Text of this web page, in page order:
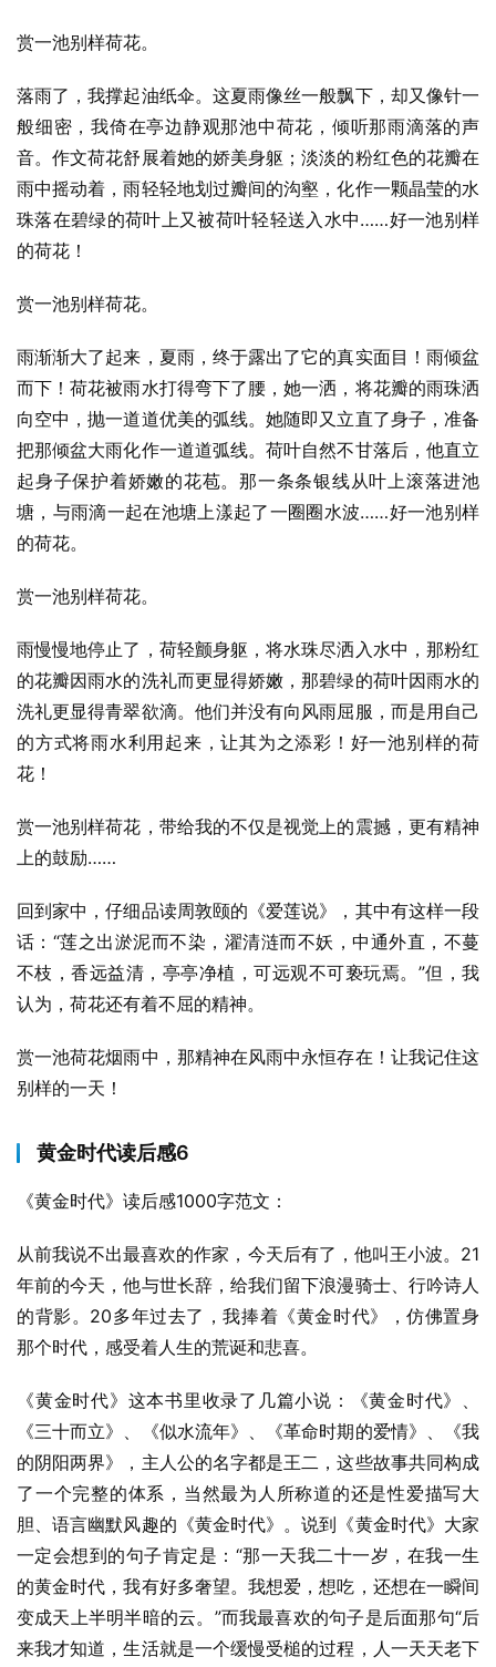
赏一池别样荷花。
落雨了，我撑起油纸伞。这夏雨像丝一般飘下，却又像针一
般细密，我倚在亭边静观那池中荷花，倾听那雨滴落的声
音。作文荷花舒展着她的娇美身躯；淡淡的粉红色的花瓣在
雨中摇动着，雨轻轻地划过瓣间的沟壑，化作一颗晶莹的水
珠落在碧绿的荷叶上又被荷叶轻轻送入水中……好一池别样
的荷花！
赏一池别样荷花。
雨渐渐大了起来，夏雨，终于露出了它的真实面目！雨倾盆
而下！荷花被雨水打得弯下了腰，她一洒，将花瓣的雨珠洒
向空中，抛一道道优美的弧线。她随即又立直了身子，准备
把那倾盆大雨化作一道道弧线。荷叶自然不甘落后，他直立
起身子保护着娇嫩的花苞。那一条条银线从叶上滚落进池
塘，与雨滴一起在池塘上漾起了一圈圈水波……好一池别样
的荷花。
赏一池别样荷花。
雨慢慢地停止了，荷轻颤身躯，将水珠尽洒入水中，那粉红
的花瓣因雨水的洗礼而更显得娇嫩，那碧绿的荷叶因雨水的
洗礼更显得青翠欲滴。他们并没有向风雨屈服，而是用自己
的方式将雨水利用起来，让其为之添彩！好一池别样的荷
花！
赏一池别样荷花，带给我的不仅是视觉上的震撼，更有精神
上的鼓励……
回到家中，仔细品读周敦颐的《爱莲说》，其中有这样一段
话：“莲之出淤泥而不染，濯清涟而不妖，中通外直，不蔓
不枝，香远益清，亭亭净植，可远观不可亵玩焉。”但，我
认为，荷花还有着不屈的精神。
赏一池荷花烟雨中，那精神在风雨中永恒存在！让我记住这
别样的一天！
黄金时代读后感6
《黄金时代》读后感1000字范文：
从前我说不出最喜欢的作家，今天后有了，他叫王小波。21
年前的今天，他与世长辞，给我们留下浪漫骑士、行吟诗人
的背影。20多年过去了，我捧着《黄金时代》，仿佛置身
那个时代，感受着人生的荒诞和悲喜。
《黄金时代》这本书里收录了几篇小说：《黄金时代》、
《三十而立》、《似水流年》、《革命时期的爱情》、《我
的阴阳两界》，主人公的名字都是王二，这些故事共同构成
了一个完整的体系，当然最为人所称道的还是性爱描写大
胆、语言幽默风趣的《黄金时代》。说到《黄金时代》大家
一定会想到的句子肯定是：“那一天我二十一岁，在我一生
的黄金时代，我有好多奢望。我想爱，想吃，还想在一瞬间
变成天上半明半暗的云。”而我最喜欢的句子是后面那句“后
来我才知道，生活就是一个缓慢受槌的过程，人一天天老下